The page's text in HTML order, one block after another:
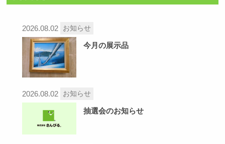
2026.08.02 お知らせ
今月の展示品
2026.08.02 お知らせ
抽選会のお知らせ